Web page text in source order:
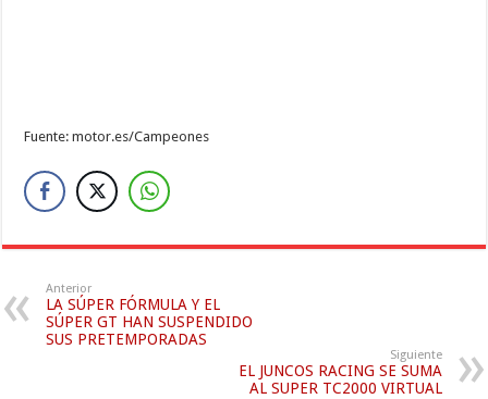
Fuente: motor.es/Campeones
Anterior
LA SÚPER FÓRMULA Y EL
SÚPER GT HAN SUSPENDIDO
SUS PRETEMPORADAS
Siguiente
EL JUNCOS RACING SE SUMA
AL SUPER TC2000 VIRTUAL